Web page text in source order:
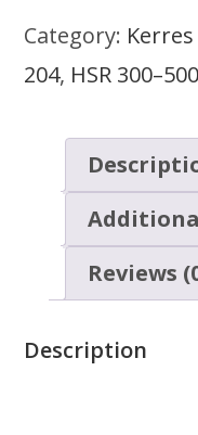
Category: Kerres
204, HSR 300–500
Reviews
Description